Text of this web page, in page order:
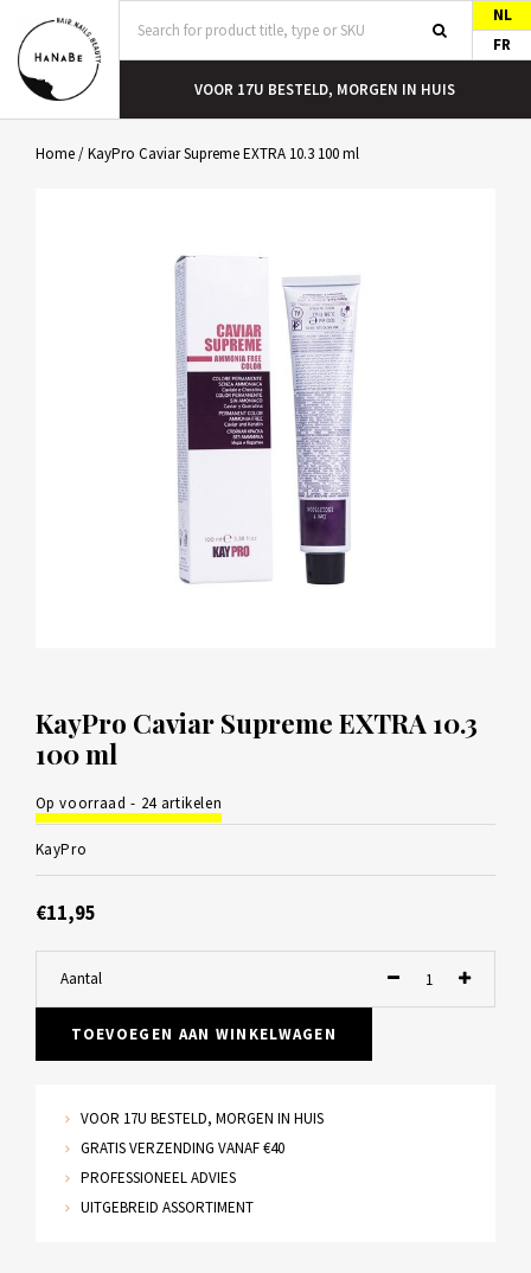
NL
FR
VOOR 17U BESTELD, MORGEN IN HUIS
Home/KayPro Caviar Supreme EXTRA 10.3 100 ml
KayPro Caviar Supreme EXTRA 10.3
100 ml
Op voorraad - 24 artikelen
KayPro
€11,95
Aantal
TOEVOEGEN AAN WINKELWAGEN
VOOR 17U BESTELD, MORGEN IN HUIS
GRATIS VERZENDING VANAF €40
PROFESSIONEEL ADVIES
UITGEBREID ASSORTIMENT